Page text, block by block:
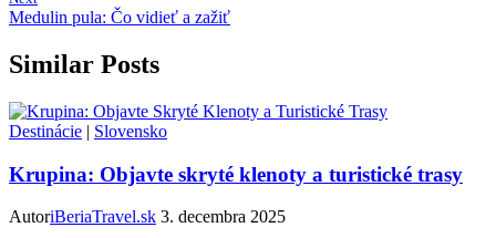
Medulin pula: Čo vidieť a zažiť
Similar Posts
Destinácie | Slovensko
Krupina: Objavte skryté klenoty a turistické trasy
AutoriBeriaTravel.sk 3. decembra 2025